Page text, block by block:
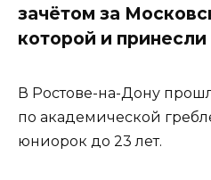
зачётом за
которой и
В Ростове-на-Дону
по академической
юниорок до 23 лет.